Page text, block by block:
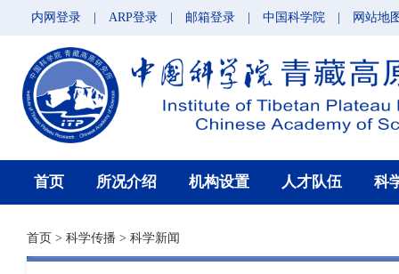
内网登录 ARP登录 邮箱登录 中国科学院 网站地
首页 所况介绍 机构设置 人才队伍 科
首页 > 科学传播 > 科学新闻